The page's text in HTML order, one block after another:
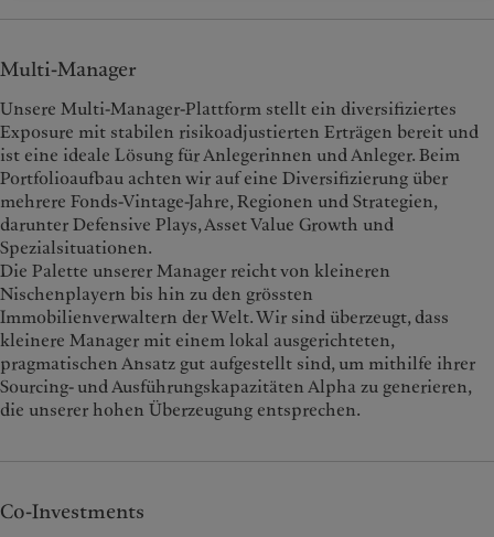
Multi-Manager
Unsere Multi-Manager-Plattform stellt ein diversifiziertes
Exposure mit stabilen risikoadjustierten Erträgen bereit und
ist eine ideale Lösung für Anlegerinnen und Anleger. Beim
Portfolioaufbau achten wir auf eine Diversifizierung über
mehrere Fonds-Vintage-Jahre, Regionen und Strategien,
darunter Defensive Plays, Asset Value Growth und
Spezialsituationen.
Die Palette unserer Manager reicht von kleineren
Nischenplayern bis hin zu den grössten
Immobilienverwaltern der Welt. Wir sind überzeugt, dass
kleinere Manager mit einem lokal ausgerichteten,
pragmatischen Ansatz gut aufgestellt sind, um mithilfe ihrer
Sourcing- und Ausführungskapazitäten Alpha zu generieren,
die unserer hohen Überzeugung entsprechen.
Co-Investments